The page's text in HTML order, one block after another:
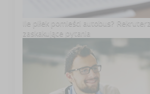
Ile piłek pomieści autobus?
zaskakujące pytania